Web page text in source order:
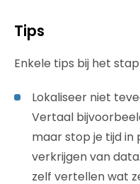
Tips
Enkele tips bij het
Lokaliseer niet
Vertaal
maar stop je tijd in
verkrijgen van
zelf vertellen wat